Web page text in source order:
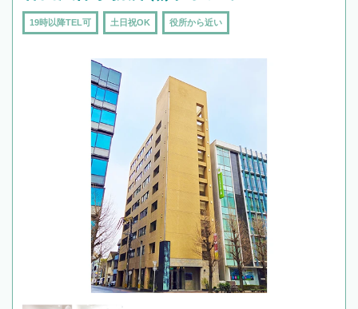
19時以降TEL可 土日祝OK 役所から近い